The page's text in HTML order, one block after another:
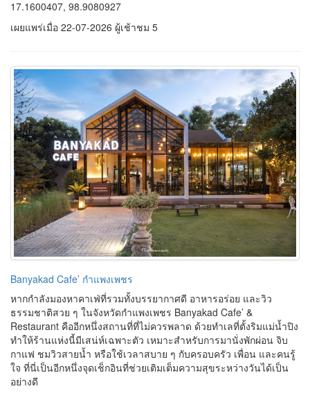
Banyakad Cafe’ กำแพงเพชร
หากกำลังมองหาคาเฟ่ที่รวมทั้งบรรยากาศดี อาหารอร่อย และวิว
ธรรมชาติสวย ๆ ในจังหวัดกำแพงเพชร Banyakad Cafe’ &
Restaurant คืออีกหนึ่งสถานที่ที่ไม่ควรพลาด ด้วยทำเลที่ตั้งริมแม่น้ำปิง
ทำให้ร้านแห่งนี้มีเสน่ห์เฉพาะตัว เหมาะสำหรับการมานั่งพักผ่อน จิบ
กาแฟ ชมวิวสายน้ำ หรือใช้เวลาสบาย ๆ กับครอบครัว เพื่อน และคนรู้
ใจ ที่นี่เป็นอีกหนึ่งจุดเช็กอินที่ช่วยเติมเต็มความสุขระหว่างวันได้เป็น
อย่างดี
6.4690023, 99.4868091
เผยแพร่เมื่อ 22-07-2026 ผู้เช้าชม 8